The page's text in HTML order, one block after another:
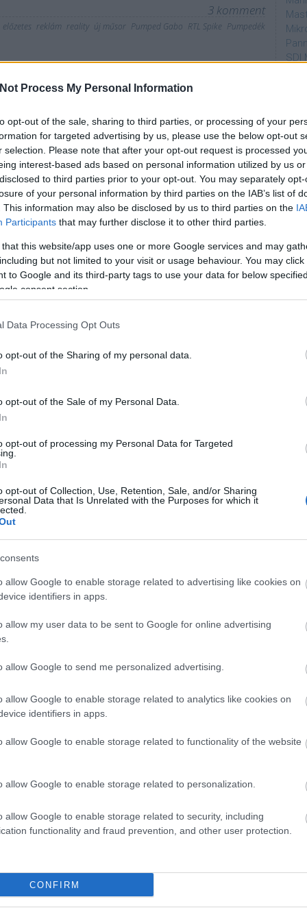
Process My Personal Information
opt-out of the sale, sharing to third parties, or processing of your
for targeted advertising by us, please use the below opt-out
selection. Please note that after your opt-out request is processed
interest-based ads based on personal information utilized by us
to third parties prior to your opt-out. You may separately
of your personal information by third parties on the IAB’s list of
This information may also be disclosed by us to third parties on the
Participants that may further disclose it to other third parties.
that this website/app uses one or more Google services and may
but not limited to your visit or usage behaviour. You may
to Google and its third-party tags to use your data for below
consent section.
Data Processing Opt Outs
opt-out of the Sharing of my personal data.
opt-out of the Sale of my Personal Data.
opt-out of processing my Personal Data for Targeted
opt-out of Collection, Use, Retention, Sale, and/or Sharing
Data that Is Unrelated with the Purposes for which it
allow Google to enable storage related to advertising like cookies on
identifiers in apps.
allow my user data to be sent to Google for online advertising
allow Google to send me personalized advertising.
allow Google to enable storage related to analytics like cookies on
identifiers in apps.
allow Google to enable storage related to functionality of the website
allow Google to enable storage related to personalization.
allow Google to enable storage related to security, including
functionality and fraud prevention, and other user protection.
CONFIRM
3komment
előzetes reklám reality új műsor Pumped Gabo RTL Spike Pumpedék
filmcsatornáját az
tűnik, nem nézik ölbe tett kézzel, hogy a TV2
elindítja legújabb kábeladóját, amely "a nagy
lesz. A PRO4 helyére érkező Mozi+ nevében
hasonlít az RTL Csoport filmeket sugárzó
cikk folytatásához.
ha nem lennének
sokan feleslegesnek, de legfőképp
és zavarónak tartják, én is szoktam
amiatt, hogy egy durván negyven-ötven
nem csak, hogy hosszabb, mint a rendes
de a történetet is meg-megzavarja a reklámblokk.
a cikk folytatásához.
2komment
lehullt a lepel a
videó és az utcákon található plakátok
kívül és a hátteret leszámítva nem sokat
mely termék rekláma ez a kampány. Az
SDI
AMC
A
A
játék
M4